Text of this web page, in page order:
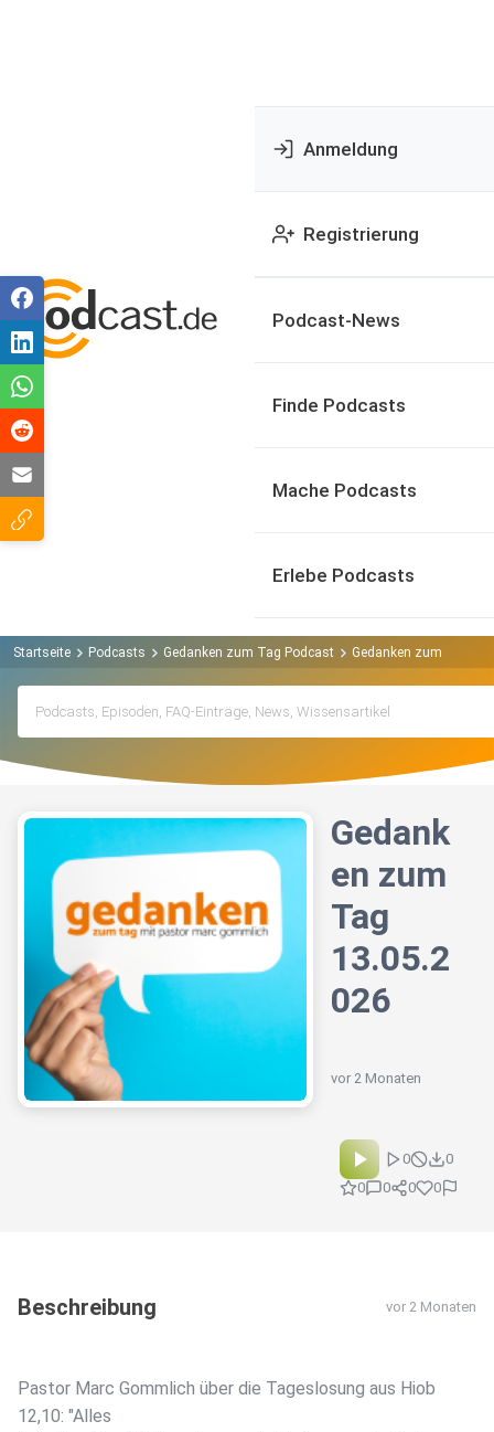
Anmeldung
Registrierung
Podcast-News
Finde Podcasts
Mache Podcasts
Erlebe Podcasts
Startseite Podcasts Gedanken zum Tag Podcast Gedanken zum Tag
Gedank
en zum
Tag
13.05.2
026
vor 2 Monaten
0
0
0
0 0 0
Beschreibung vor 2 Monaten
Pastor Marc Gommlich über die Tageslosung aus Hiob
12,10: "Alles